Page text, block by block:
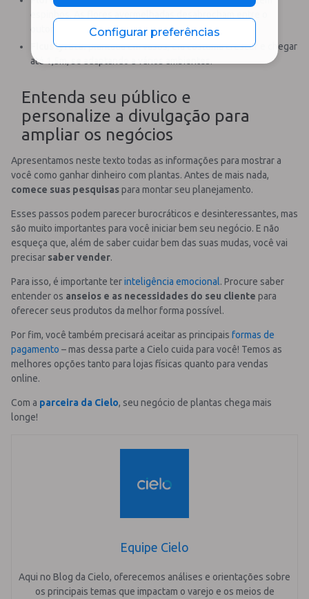
outono e o inverno.
Ficus lyrata:plantada em vasos, ela costuma crescer e chegar
até 1,5m, se adaptando a vários ambientes.
Entenda seu público e
personalize a divulgação para
ampliar os negócios
Apresentamos neste texto todas as informações para mostrar a
você como ganhar dinheiro com plantas. Antes de mais nada,
comece suas pesquisaspara montar seu planejamento.
Esses passos podem parecer burocráticos e desinteressantes, mas
são muito importantes para você iniciar bem seu negócio. E não
esqueça que, além de saber cuidar bem das suas mudas, você vai
precisar saber vender.
Para isso, é importante terinteligência emocional. Procure saber
entender os anseios e as necessidades do seu cliente para
oferecer seus produtos da melhor forma possível.
Por fim, você também precisará aceitar as principais formas de
pagamento – mas dessa parte a Cielo cuida para você! Temos as
melhores opções tanto para lojas físicas quanto para vendas
online.
Com a parceira da Cielo, seu negócio de plantas chega mais
longe!
Equipe Cielo
Aqui no Blog da Cielo, oferecemos análises e orientações sobre
os principais temas que impactam o varejo e os meios de
Configurar preferências